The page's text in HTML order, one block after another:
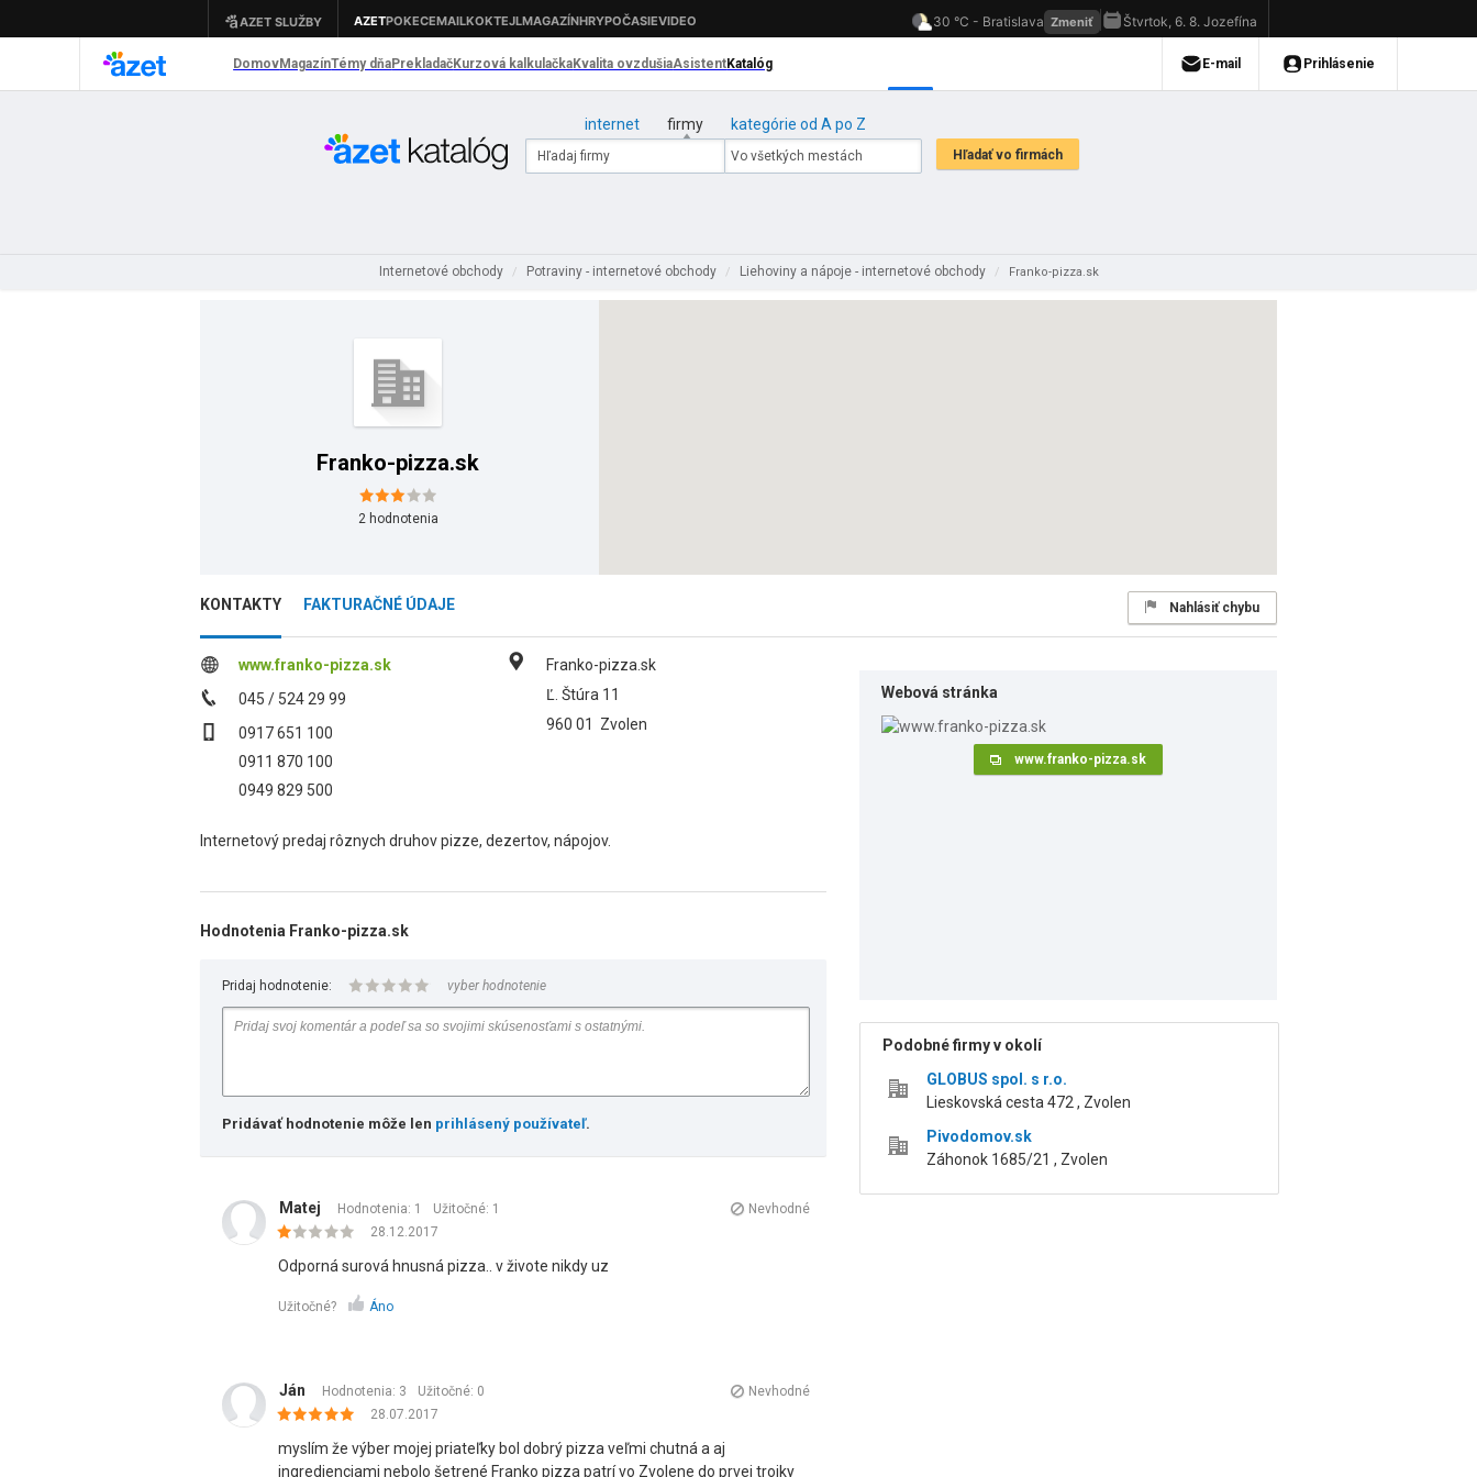
internet firmy kategórie od A po Z
Internetové obchody / Potraviny - internetové obchody / Liehoviny a nápoje - internetové obchody / Franko-pizza.sk
Franko-pizza.sk
2hodnotenia
KONTAKTY FAKTURAČNÉ ÚDAJE Nahlásiť chybu
www.franko-pizza.sk
045 / 524 29 99
0917 651 100
0911 870 100
0949 829 500
Franko-pizza.sk
Ľ. Štúra 11
960 01
Zvolen
Internetový predaj rôznych druhov pizze, dezertov, nápojov.
Hodnotenia Franko-pizza.sk
Pridaj hodnotenie: vyber hodnotenie
Pridávať hodnotenie môže len prihlásený používateľ.
Matej Hodnotenia: 1 Užitočné: 1
Nevhodné
28.12.2017
Odporná surová hnusná pizza.. v živote nikdy uz
Užitočné? Áno
Ján Hodnotenia: 3 Užitočné: 0
Nevhodné
28.07.2017
myslím že výber mojej priateľky bol dobrý pizza veľmi chutná a aj
ingredienciami nebolo šetrené Franko pizza patrí vo Zvolene do prvej trojky
Webová stránka
www.franko-pizza.sk
Podobné firmy v okolí
GLOBUS spol. s r.o.
Lieskovská cesta 472 , Zvolen
Pivodomov.sk
Záhonok 1685/21 , Zvolen